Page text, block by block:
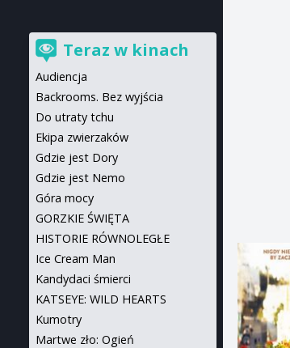
Teraz w kinach
Audiencja
Backrooms. Bez wyjścia
Do utraty tchu
Ekipa zwierzaków
Gdzie jest Dory
Gdzie jest Nemo
Góra mocy
GORZKIE ŚWIĘTA
HISTORIE RÓWNOLEGŁE
Ice Cream Man
Kandydaci śmierci
KATSEYE: WILD HEARTS
Kumotry
Martwe zło: Ogień